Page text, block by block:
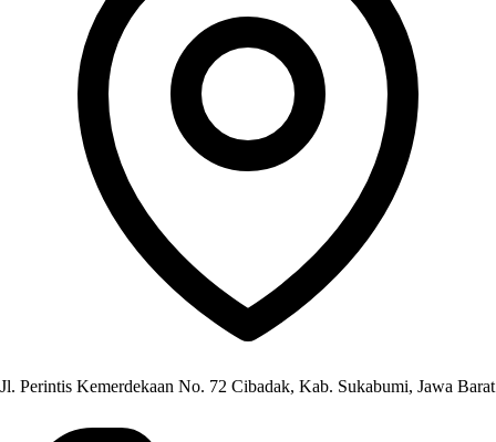
Jl. Perintis Kemerdekaan No. 72 Cibadak, Kab. Sukabumi, Jawa Barat